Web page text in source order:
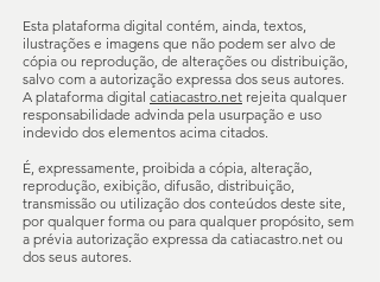
Esta plataforma digital contém, ainda, textos,
ilustrações e imagens que não podem ser alvo de
cópia ou reprodução, de alterações ou distribuição,
salvo com a autorização expressa dos seus autores.
A plataforma digital catiacastro.net rejeita qualquer
responsabilidade advinda pela usurpação e uso
indevido dos elementos acima citados.
É, expressamente, proibida a cópia, alteração,
reprodução, exibição, difusão, distribuição,
transmissão ou utilização dos conteúdos deste site,
por qualquer forma ou para qualquer propósito, sem
a prévia autorização expressa da catiacastro.net ou
dos seus autores.